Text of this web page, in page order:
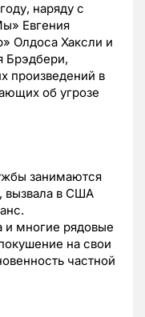
наряду с
Евгения
Олдоса Хаксли и
Брэдбери,
произведений в
об угрозе
занимаются
вызвала в США
и многие рядовые
на свои
частной